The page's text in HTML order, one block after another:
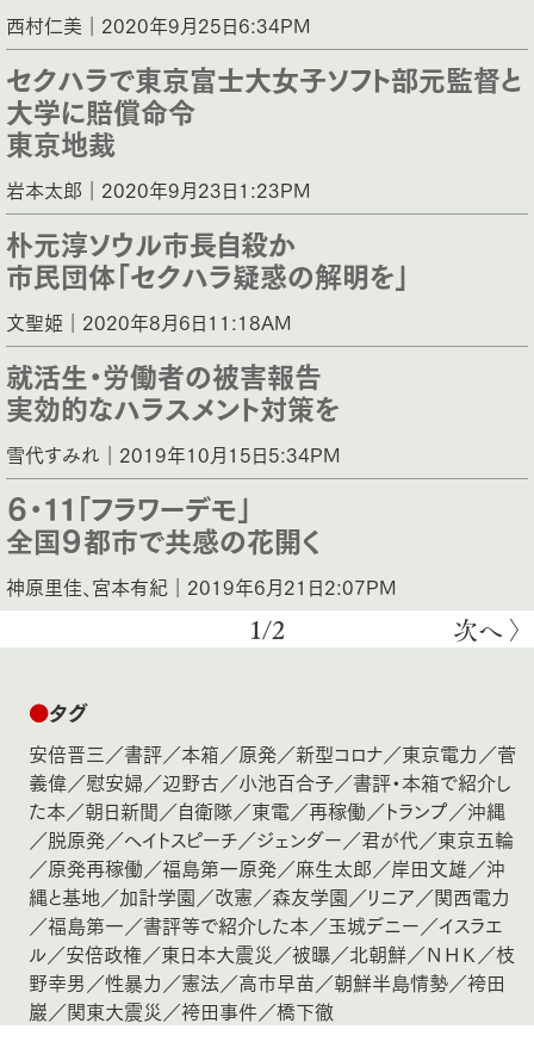
西村仁美｜2020年9月25日6:34PM
セクハラで東京富士大女子ソフト部元監督と
大学に賠償命令
東京地裁
岩本太郎｜2020年9月23日1:23PM
朴元淳ソウル市長自殺か
市民団体「セクハラ疑惑の解明を」
文聖姫｜2020年8月6日11:18AM
就活生・労働者の被害報告
実効的なハラスメント対策を
雪代すみれ｜2019年10月15日5:34PM
６・１１「フラワーデモ」
全国９都市で共感の花開く
神原里佳、宮本有紀｜2019年6月21日2:07PM
1/2 次へ 〉
●タグ
安倍晋三 ／書評／本箱／原発／新型コロナ／東京電力 ／菅
義偉／慰安婦／辺野古／小池百合子／書評・本箱で紹介し
た本／朝日新聞／自衛隊／東電／再稼働／トランプ／沖縄
／脱原発／ヘイトスピーチ／ジェンダー／君が代／東京五輪
／原発再稼働／福島第一原発／麻生太郎／岸田文雄／沖
縄と基地／加計学園／改憲／森友学園／リニア／関西電力
／福島第一／書評等で紹介した本／玉城デニー／イスラエ
ル／安倍政権／東日本大震災 ／被曝／北朝鮮／ＮＨＫ ／枝
野幸男 ／性暴力 ／憲法／高市早苗／朝鮮半島情勢／袴田
巖／関東大震災 ／袴田事件／橋下徹